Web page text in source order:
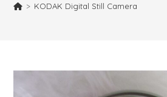
> KODAK Digital Still Camera